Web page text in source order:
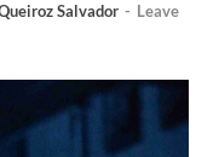
Salvador - Leave